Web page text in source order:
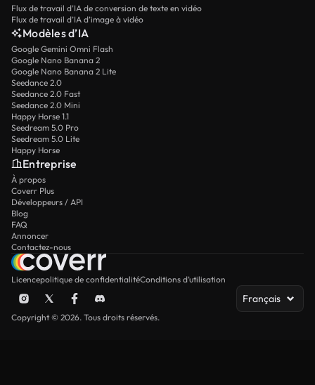
Flux de travail d’IA de conversion de texte en vidéo
Flux de travail d’IA d’image à vidéo
Modèles d’IA
Google Gemini Omni Flash
Google Nano Banana 2
Google Nano Banana 2 Lite
Seedance 2.0
Seedance 2.0 Fast
Seedance 2.0 Mini
Happy Horse 1.1
Seedream 5.0 Pro
Seedream 5.0 Lite
Happy Horse
Entreprise
À propos
Coverr Plus
Développeurs / API
Blog
FAQ
Annoncer
Contactez-nous
Licencepolitique de confidentialitéConditions d’utilisation
Français
Copyright © 2026. Tous droits réservés.